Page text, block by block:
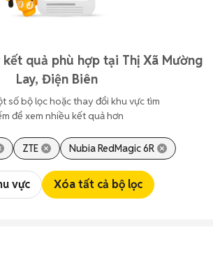
quả phù hợp tại Thị Xã Mường
Lay, Điện Biên
số bộ lọc hoặc thay đổi khu vực tìm
để xem nhiều kết quả hơn
ZTE Nubia RedMagic 6R
vực Xóa tất cả bộ lọc